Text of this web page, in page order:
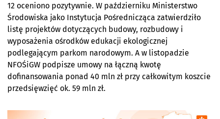
12 oceniono pozytywnie. W październiku Ministerstwo
Środowiska jako Instytucja Pośrednicząca zatwierdziło
listę projektów dotyczących budowy, rozbudowy i
wyposażenia ośrodków edukacji ekologicznej
podlegającym parkom narodowym. A w listopadzie
NFOŚiGW podpisze umowy na łączną kwotę
dofinansowania ponad 40 mln zł przy całkowitym koszcie
przedsięwzięć ok. 59 mln zł.